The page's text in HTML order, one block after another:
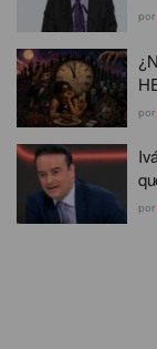
por
por
por